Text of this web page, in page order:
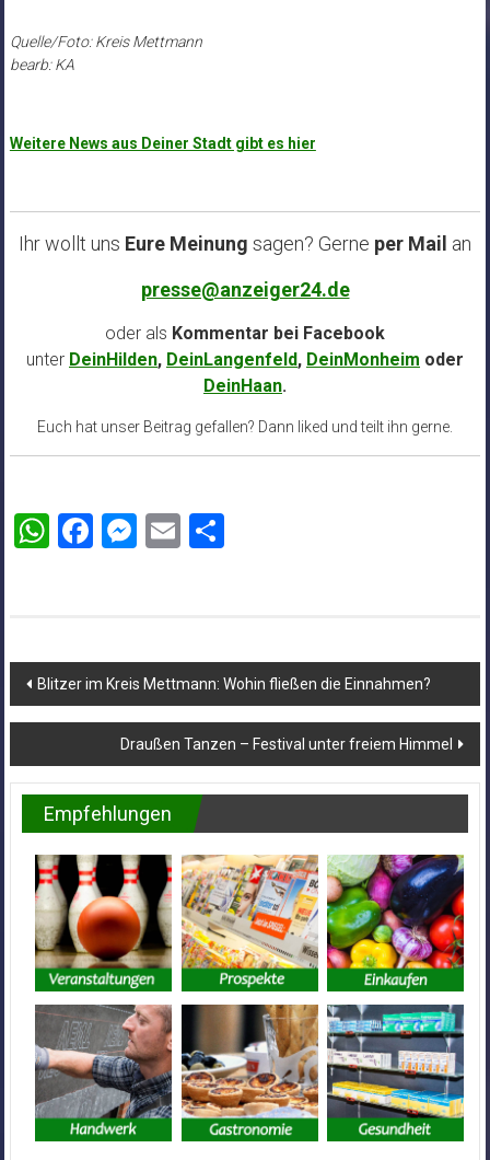
Quelle/Foto: Kreis Mettmann
bearb: KA
Weitere News aus Deiner Stadt gibt es hier
Ihr wollt uns Eure Meinung sagen? Gerne per Mail an
presse@anzeiger24.de
oder als Kommentar bei Facebook
unter DeinHilden, DeinLangenfeld, DeinMonheim oder
DeinHaan.
Euch hat unser Beitrag gefallen? Dann liked und teilt ihn gerne.
WhatsApp
Facebook
Messenger
EmailTeilen
Beitragsnavigation
Blitzer im Kreis Mettmann: Wohin fließen die Einnahmen?
Draußen Tanzen – Festival unter freiem Himmel
Empfehlungen